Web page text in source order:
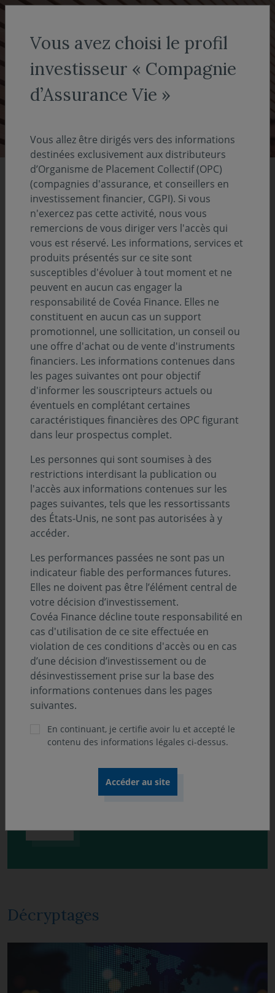
Aller au menu
Aller au contenu
Réseaux de distribution du
groupe Covéa
Previous 86,8
Md€ d'actifs sous gestion
Au 31.12.2025
ONdécrypte l’hebdo
Découvrez « ONdécrypte l’hebdo »,
notre série de podcast consacrée au
décryptage de l’actualité économique
et financière. Chaque semaine, nous
donnons la parole à nos experts de la
Gestion ou de la Recherche pour
monde et des marchés.
Décryptages
Vous avez choisi le profil
investisseur « Compagnie
d’Assurance Vie »
Vous allez être dirigés vers des informations
destinées exclusivement aux distributeurs
d’Organisme de Placement Collectif (OPC)
(compagnies d'assurance, et conseillers en
investissement financier, CGPI). Si vous
n'exercez pas cette activité, nous vous
remercions de vous diriger vers l'accès qui
vous est réservé. Les informations, services et
produits présentés sur ce site sont
susceptibles d'évoluer à tout moment et ne
peuvent en aucun cas engager la
responsabilité de Covéa Finance. Elles ne
constituent en aucun cas un support
promotionnel, une sollicitation, un conseil ou
une offre d'achat ou de vente d'instruments
financiers. Les informations contenues dans
les pages suivantes ont pour objectif
d'informer les souscripteurs actuels ou
éventuels en complétant certaines
caractéristiques financières des OPC figurant
dans leur prospectus complet.
Les personnes qui sont soumises à des
restrictions interdisant la publication ou
l'accès aux informations contenues sur les
pages suivantes, tels que les ressortissants
des États-Unis, ne sont pas autorisées à y
accéder.
Les performances passées ne sont pas un
indicateur fiable des performances futures.
Elles ne doivent pas être l’élément central de
votre décision d’investissement.
Covéa Finance décline toute responsabilité en
cas d'utilisation de ce site effectuée en
violation de ces conditions d'accès ou en cas
d’une décision d’investissement ou de
désinvestissement prise sur la base des
informations contenues dans les pages
suivantes.
En continuant, je certifie avoir lu et accepté le
contenu des informations légales ci-dessus.